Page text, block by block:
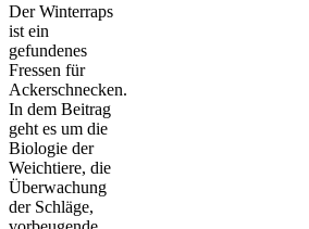
Der Winterraps
ist ein
gefundenes
Fressen für
Ackerschnecken.
In dem Beitrag
geht es um die
Biologie der
Weichtiere, die
Überwachung
der Schläge,